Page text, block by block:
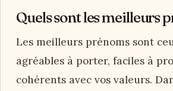
Quels sont les meilleurs
Les meilleurs prénoms sont
agréables à porter, faciles à
cohérents avec vos valeurs.